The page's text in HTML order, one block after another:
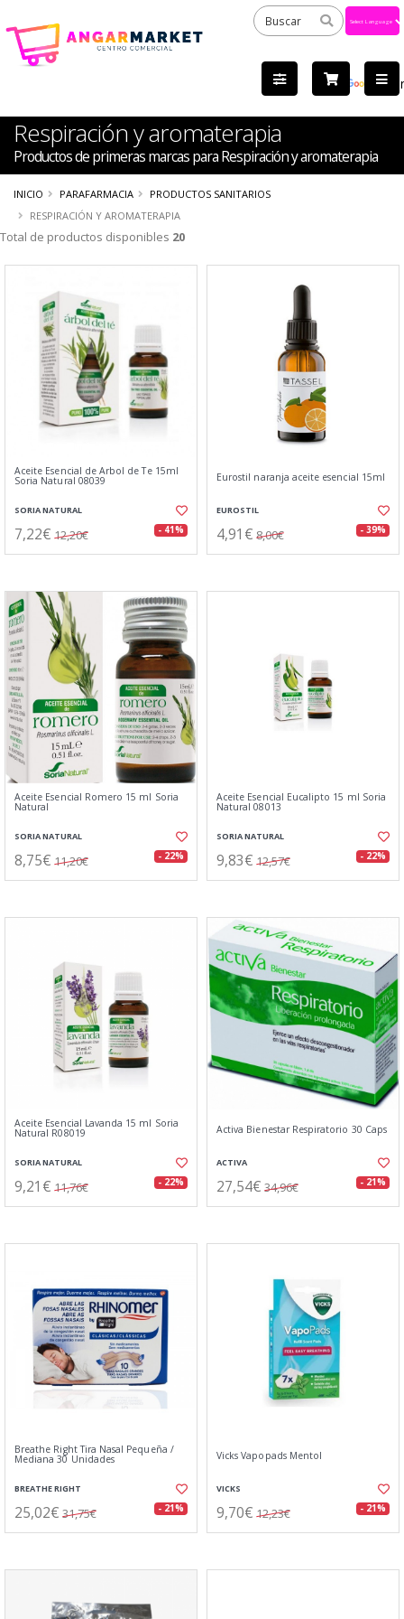
by
Respiración y aromaterapia
Productos de primeras marcas para Respiración y aromaterapia
INICIO PARAFARMACIA
PRODUCTOS SANITARIOS
RESPIRACIÓN Y AROMATERAPIA
Total de productos disponibles 20
Aceite Esencial de Arbol de Te 15ml
Soria Natural 08039
SORIA NATURAL
7,22€ 12,20€ - 41%
Eurostil naranja aceite esencial 15ml
EUROSTIL
4,91€ 8,00€ - 39%
Aceite Esencial Romero 15 ml Soria
Natural
SORIA NATURAL
8,75€ 11,20€ - 22%
Aceite Esencial Eucalipto 15 ml Soria
Natural 08013
SORIA NATURAL
9,83€ 12,57€ - 22%
Aceite Esencial Lavanda 15 ml Soria
Natural R08019
SORIA NATURAL
9,21€ 11,76€ - 22%
Activa Bienestar Respiratorio 30 Caps
ACTIVA
27,54€ 34,96€ - 21%
Breathe Right Tira Nasal Pequeña /
Mediana 30 Unidades
BREATHE RIGHT
25,02€ 31,75€ - 21%
Vicks Vapopads Mentol
VICKS
9,70€ 12,23€ - 21%